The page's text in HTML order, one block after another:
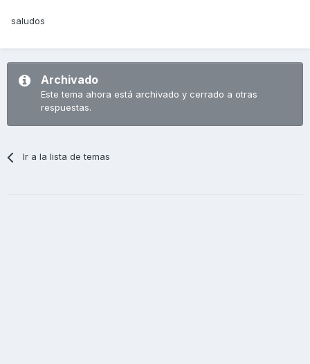
saludos
Archivado
Este tema ahora está archivado y cerrado a otras
respuestas.
Ir a la lista de temas